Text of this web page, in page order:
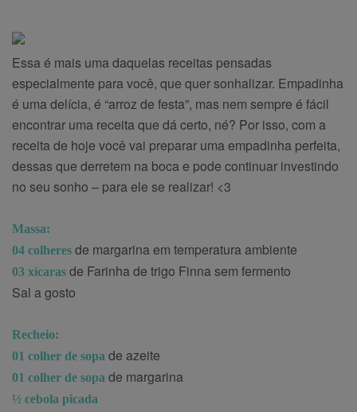
Essa é mais uma daquelas receitas pensadas
especialmente para você, que quer sonhalizar. Empadinha
é uma delícia, é “arroz de festa”, mas nem sempre é fácil
encontrar uma receita que dá certo, né? Por isso, com a
receita de hoje você vai preparar uma empadinha perfeita,
dessas que derretem na boca e pode continuar investindo
no seu sonho – para ele se realizar! <3
Massa:
04 colheres de margarina em temperatura ambiente
03 xícaras de Farinha de trigo Finna sem fermento
Sal a gosto
Recheio:
01 colher de sopa de azeite
01 colher de sopa de margarina
½ cebola picada